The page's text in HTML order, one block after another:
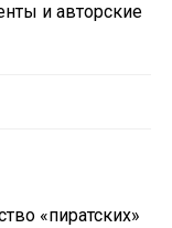
и авторские
«пиратских»